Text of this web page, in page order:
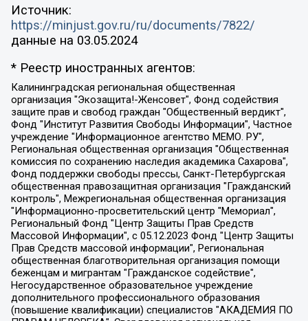
Источник:
https://minjust.gov.ru/ru/documents/7822/
данные на 03.05.2024
* Реестр иностранных агентов:
Калининградская региональная общественная организация "Экозащита!-Женсовет", Фонд содействия защите прав и свобод граждан "Общественный вердикт", Фонд "Институт Развития Свободы Информации", Частное учреждение "Информационное агентство МЕМО. РУ", Региональная общественная организация "Общественная комиссия по сохранению наследия академика Сахарова", Фонд поддержки свободы прессы, Санкт-Петербургская общественная правозащитная организация "Гражданский контроль", Межрегиональная общественная организация "Информационно-просветительский центр "Мемориал", Региональный Фонд "Центр Защиты Прав Средств Массовой Информации", с 05.12.2023 Фонд "Центр Защиты Прав Средств массовой информации", Региональная общественная благотворительная организация помощи беженцам и мигрантам "Гражданское содействие", Негосударственное образовательное учреждение дополнительного профессионального образования (повышение квалификации) специалистов "АКАДЕМИЯ ПО ПРАВАМ ЧЕЛОВЕКА", Свердловская региональная общественная организация "Сутяжник", Автономная некоммерческая организация "Центр независимых социологических исследований", Союз общественных объединений "Российский исследовательский центр по правам человека", Региональное общественное учреждение научно-информационный центр "МЕМОРИАЛ", Некоммерческая организация "Фонд защиты гласности", Автономная некоммерческая организация "Институт прав человека", Городская общественная организация "Екатеринбургское общество "МЕМОРИАЛ", Городская общественная организация "Рязанское историко-просветительское и правозащитное общество "Мемориал" (Рязанский Мемориал), Челябинский региональный орган общественной самодеятельности – женское общественное объединение "Женщины Евразии", Челябинский региональный орган общественной самодеятельности "Уральская правозащитная группа", Фонд содействия защите здоровья и социальной справедливости имени Андрея Рылькова, Автономная Некоммерческая Организация "Аналитический Центр Юрия Левады", Автономная некоммерческая организация социальной поддержки населения "Проект Апрель", Региональная общественная организация помощи женщинам и детям, находящимся в кризисной ситуации "Информационно-методический центр "Анна", Фонд содействия развитию массовых коммуникаций и правовому просвещению "Так-так-Так", Фонд содействия устойчивому развитию "Серебряная тайга", Свердловский региональный общественный фонд социальных проектов "Новое время", "Idel.Реалии", Кавказ.Реалии, Крым.Реалии, Телеканал Настоящее Время, Татаро-башкирская служба Радио Свобода (Azatliq Radiosi), Радио Свободная Европа/Радио Свобода (PCE/PC), "Сибирь.Реалии", "Фактограф", Благотворительный фонд помощи осужденным и их семьям, Автономная некоммерческая организация "Институт глобализации и социальных движений", Фонд "В защиту прав заключенных", Частное учреждение "Центр поддержки и содействия развитию средств массовой информации", Пензенский региональный общественный благотворительный фонд "Гражданский союз", "Север.Реалии", Некоммерческая организация Фонд "Правовая инициатива", Общество с ограниченной ответственностью "Радио Свободная Европа/Радио Свобода", Чешское информационное агентство "MEDIUM-ORIENT", Красноярская региональная общественная организация "Мы против СПИДа", Камалягин Денис Николаевич, Маркелов Сергей Евгеньевич, Пономарев Лев Александрович, Савицкая Людмила Алексеевна, Автономная некоммерческая организация "Центр по работе с проблемой насилия "НАСИЛИЮ.НЕТ", Межрегиональный профессиональный союз работников здравоохранения "Альянс врачей", Юридическое лицо, зарегистрированное в Латвийской Республике, SIA "Medusa Project" (регистрационный номер 40103797863, дата регистрации 10.06.2014), Некоммерческая организация "Фонд по борьбе с коррупцией", Автономная некоммерческая организация "Институт права и публичной политики", Баданин Роман Сергеевич, Гликин Максим Александрович, Железнова Мария Михайловна, Лукьянова Юлия Сергеевна, Маетная Елизавета Витальевна, Маняхин Петр Борисович, Чуракова Ольга Владимировна, Ярош Юлия Петровна, Юридическое лицо "The Insider SIA", зарегистрированное в Риге, Латвийская Республика (дата регистрации 26.06.2015), являющееся администратором доменного имени интернет-издания "The Insider SIA", https://theins.ru, Постернак Алексей Евгеньевич, Рубин Михаил Аркадьевич, Анин Роман Александрович, Юридическое лицо Istories fonds, зарегистрированное в Латвийской Республике (регистрационный номер 50008295751, дата регистрации 24.02.2020), Великовский Дмитрий Александрович, Долинина Ирина Николаевна, Мароховская Алеся Алексеевна, Шлейнов Роман Юрьевич, Шмагун Олеся Валентиновна, Общество с ограниченной ответственностью "Альтаир 2021", Общество с ограниченной ответственностью "Вега 2021", Общество с ограниченной ответственностью "Главный редактор 2021", Общество с ограниченной ответственностью "Ромашки монолит", Важенков Артем Валерьевич, Ивановская областная общественная организация "Центр гендерных исследований", Гурман Юрий Альбертович, Медиапроект "ОВД-Инфо", Егоров Владимир Владимирович, Жилинский Владимир Александрович, Общество с ограниченной ответственностью "ЗП", Иванова София Юрьевна, Карезина Инна Павловна, Кильтау Екатерина Викторовна, Петров Алексей Викторович, Пискунов Сергей Евгеньевич, Смирнов Сергей Сергеевич, Тихонов Михаил Сергеевич, Общество с ограниченной ответственностью "ЖУРНАЛИСТ-ИНОСТРАННЫЙ АГЕНТ", Арапова Галина Юрьевна, Вольтская Татьяна Анатольевна, Американская компания "Mason G.E.S. Anonymous Foundation" (США), являющаяся владельцем интернет-издания https://mnews.world/, Компания "Stichting Bellingcat", зарегистрированная в Нидерландах (дата регистрации 11.07.2018), Захаров Андрей Вячеславович, Клепиковская Екатерина Дмитриевна, Общество с ограниченной ответственностью "МЕМО", Перл Роман Александрович, Симонов Евгений Алексеевич, Соловьева Елена Анатольевна, Сотников Даниил Владимирович, Сурначева Елизавета Дмитриевна, Автономная некоммерческая организация по защите прав человека и информированию населения "Якутия – Наше Мнение", Общество с ограниченной ответственностью "Москоу диджитал медиа", с 26.01.2023 Общество с ограниченной ответственностью "Чайка Белые сады", Ветошкина Валерия Валерьевна, Заговора Максим Александрович, Межрегиональное общественное движение "Российская ЛГБТ - сеть", Оленичев Максим Владимирович, Павлов Иван Юрьевич, Скворцова Елена Сергеевна, Общество с ограниченной ответственностью "Как бы инагент", Кочетков Игорь Викторович, Общество с ограниченной ответственностью "Честные выборы", Еланчик Олег Александрович, Общество с ограниченной ответственностью "Нобелевский призыв", Гималова Регина Эмилевна, Григорьев Андрей Валерьевич, Григорьева Алина Александровна, Ассоциация по содействию защите прав призывников, альтернативнослужащих и военнослужащих "Правозащитная группа "Гражданин.Армия.Право", Хисамова Регина Фаритовна, Автономная некоммерческая организация по реализации социально-правовых программ "Лилит", Дальневосточное общественное движение "Маяк", Санкт-Петербургская ЛГБТ-инициативная группа "Выход", Инициативная группа ЛГБТ+ "Реверс", Алексеев Андрей Викторович, Бекбулатова Таисия Львовна, Беляев Иван Михайлович, Владыкина Елена Сергеевна, Гельман Марат Александрович, Никульшина Вероника Юрьевна, Толоконникова Надежда Андреевна, Шендерович Виктор Анатольевич, Общество с ограниченной ответственностью "Данное сообщение", Общество с ограниченной ответственностью Издательский дом "Новая глава", Айнбиндер Александра Александровна, Московский комьюнити-центр для ЛГБТ+инициатив, Благотворительный фонд развития филантропии, Deutsche Welle (Германия, Kurt-Schumacher-Strasse 3, 53113 Bonn), Борзунова Мария Михайловна, Воробьев Виктор Викторович, Голубева Анна Львовна, Константинова Алла Михайловна, Малкова Ирина Владимировна, Мурадов Мурад Абдулгалимович, Осетинская Елизавета Николаевна, Понасенков Евгений Николаевич, Ганапольский Матвей Юрьевич, Киселев Евгений Алексеевич, Борухович Ирина Григорьевна, Дремин Иван Тимофеевич, Дубровский Дмитрий Викторович, Красноярская региональная общественная организация поддержки и развития альтернативных образовательных технологий и межкультурных коммуникаций "ИНТЕРРА", Маяковская Екатерина Алексеевна, Фейгин Марк Захарович, Филимонов Андрей Викторович, Дзугкоева Регина Николаевна, Доброхотов Роман Александрович, Дудь Юрий Александрович, Елкин Сергей Владимирович, Кругликов Кирилл Игоревич, Сабунаева Мария Леонидовна, Семенов Алексей Владимирович, Шаинян Карен Багратович, Шульман Екатерина Михайловна, Асафьев Артур Валерьевич, Вахштайн Виктор Семенович, Венедиктов Алексей Алексеевич, Лушникова Екатерина Евгеньевна, Волков Леонид Михайлович, Невзоров Александр Глебович, Пархоменко Сергей Борисович, Сироткин Ярослав Николаевич, Кара-Мурза Владимир Владимирович, Баранова Наталья Владимировна, Гозман Леонид Яковлевич, Кагарлицкий Борис Юльевич, Климарев Михаил Валерьевич, Милов Владимир Станиславович, Автономная некоммерческая организация Краснодарский центр современного искусства "Типография", Моргенштерн Алишер Тагирович, Соболь Любовь Эдуардовна, Общество с ограниченной ответственностью "ЛИЗА НОРМ", Каспаров Гарри Кимович, Ходорковский Михаил Борисович, Общество с ограниченной ответственностью "Апрельские тезисы", Данилович Ирина Брониславовна, Кашин Олег Владимирович, Петров Николай Владимирович, Пивоваров Алексей Владимирович, Соколов Михаил Владимирович, Цветкова Юлия Владимировна, Чичваркин Евгений Александрович, Комитет против пыток/Команда против пыток, Общество с ограниченной ответственностью "Первый научный", Общество с ограниченной ответственностью "Вертолет и ко", Белоцерковская Вероника Борисовна, Кац Максим Евгеньевич, Лазарева Татьяна Юрьевна, Шаведдинов Руслан Табризович, Яшин Илья Валерьевич, Общество с ограниченной ответственностью "Иноагент ААВ", Алешковский Дмитрий Петрович, Альбац Евгения Марковна, Быков Дмитрий Львович, Галямина Юлия Евгеньевна, Лойко Сергей Леонидович, Мартынов Кирилл Константинович, Медведев Сергей Александрович, Крашенинников Федор Геннадиевич, Гордеева Катерина Вл